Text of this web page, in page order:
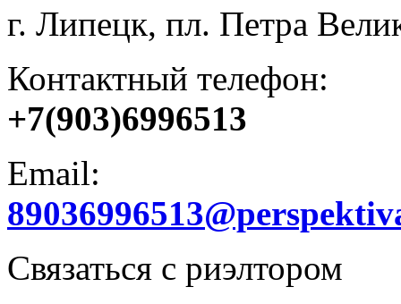
г. Липецк, пл. Петра
Контактный телефон:
+7(903)6996513
Email:
Связаться с риэлтором